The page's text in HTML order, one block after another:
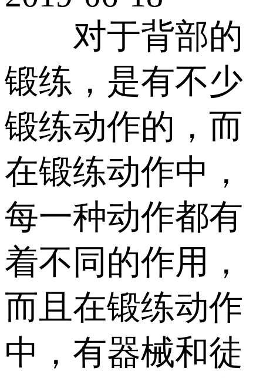
对于背部的
锻练，是有不少
锻练动作的，而
在锻练动作中，
每一种动作都有
着不同的作用，
而且在锻练动作
中，有器械和徒